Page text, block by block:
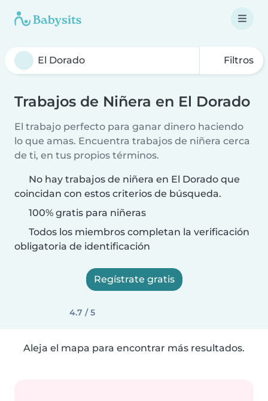
Filtros
Trabajos de Niñera en El Dorado
El trabajo perfecto para ganar dinero haciendo
lo que amas. Encuentra trabajos de niñera cerca
de ti, en tus propios términos.
No hay trabajos de niñera en El Dorado que
coincidan con estos criterios de búsqueda.
100% gratis para niñeras
Todos los miembros completan la verificación
obligatoria de identificación
Regístrate gratis
4.7 / 5
Aleja el mapa para encontrar más resultados.